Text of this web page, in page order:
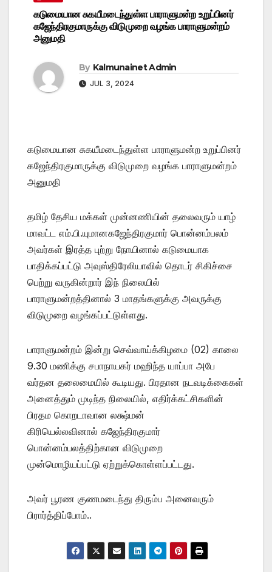
கடுமையான சுகயீமடைந்துள்ள பாராளுமன்ற உறுப்பினர்
கஜேந்திரகுமாருக்கு விடுமுறை வழங்க பாராளுமன்றம்
அனுமதி
By Kalmunainet Admin
JUL 3, 2024
கடுமையான சுகயீமடைந்துள்ள பாராளுமன்ற உறுப்பினர்
கஜேந்திரகுமாருக்கு விடுமுறை வழங்க பாராளுமன்றம்
அனுமதி
தமிழ் தேசிய மக்கள் முன்னணியின் தலைவரும் யாழ்
மாவட்ட எம்.பி.யுமானகஜேந்திரகுமார் பொன்னம்பலம்
அவர்கள் இரத்த புற்று நோயினால் கடுமையாக
பாதிக்கப்பட்டு அவுஸ்திரேலியாவில் தொடர் சிகிச்சை
பெற்று வருகின்றார் இந் நிலையில்
பாராளுமன்றத்தினால் 3 மாதங்களுக்கு அவருக்கு
விடுமுறை வழங்கப்பட்டுள்ளது.
பாராளுமன்றம் இன்று செவ்வாய்க்கிழமை (02) காலை
9.30 மணிக்கு சபாநாயகர் மஹிந்த யாப்பா அபே
வர்தன தலைமையில் கூடியது. பிரதான நடவடிக்கைகள்
அனைத்தும் முடிந்த நிலையில், எதிர்க்கட்சிகளின்
பிரதம கொறடாவான லக்ஷ்மன்
கிரியெல்லவினால் கஜேந்திரகுமார்
பொன்னம்பலத்திற்கான விடுமுறை
முன்மொழியப்பட்டு ஏற்றுக்கொள்ளப்பட்டது.
அவர் பூரண குணமடைந்து திரும்ப அனைவரும்
பிரார்த்திப்போம்..